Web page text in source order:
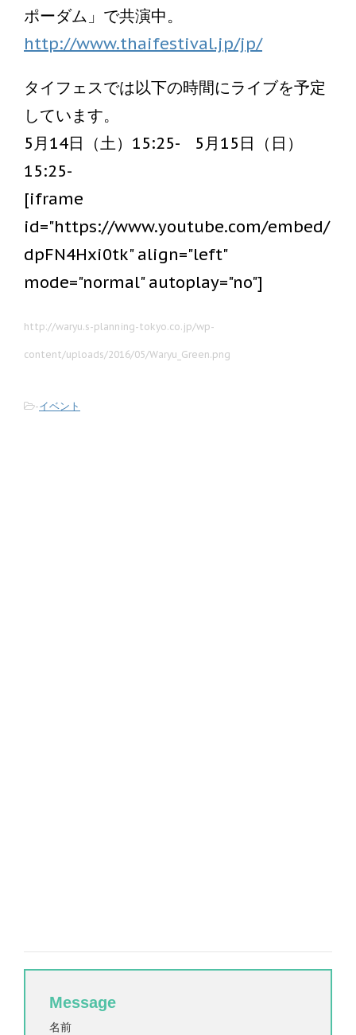
ポーダム」で共演中。
http://www.thaifestival.jp/jp/
タイフェスでは以下の時間にライブを予定
しています。
5月14日（土）15:25- 5月15日（日）
15:25-
[iframe
id="https://www.youtube.com/embed/
dpFN4Hxi0tk" align="left"
mode="normal" autoplay="no"]
http://waryu.s-planning-tokyo.co.jp/wp-
content/uploads/2016/05/Waryu_Green.png
-イベント
Message
名前